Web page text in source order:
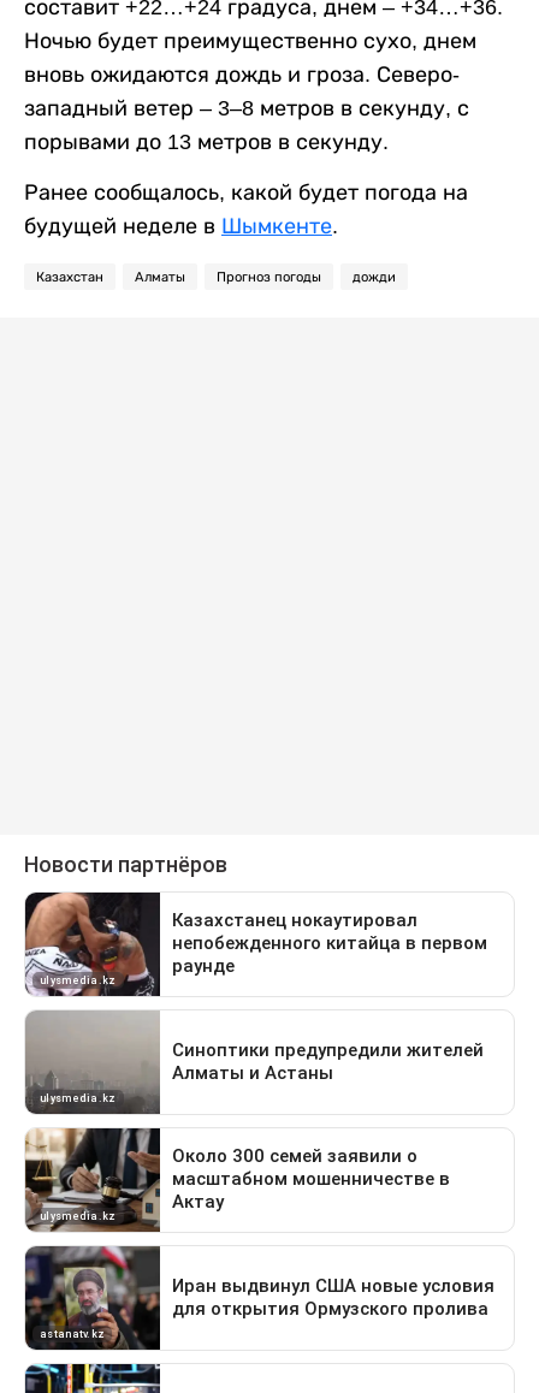
составит +22…+24 градуса, днем – +34…+36.
Ночью будет преимущественно сухо, днем
вновь ожидаются дождь и гроза. Северо-
западный ветер – 3–8 метров в секунду, с
порывами до 13 метров в секунду.
Ранее сообщалось, какой будет погода на
будущей неделе в Шымкенте.
Казахстан Алматы Прогноз погоды дожди